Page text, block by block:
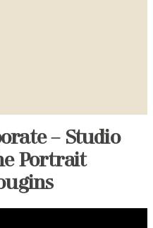
– Studio
Portrait